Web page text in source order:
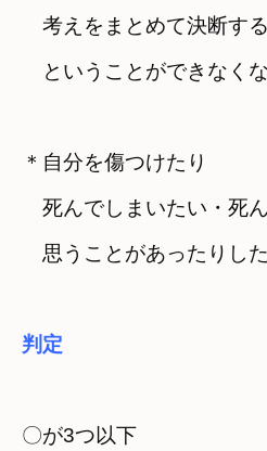
考えをまとめて決断する
ということができなく
＊自分を傷つけたり
死んでしまいたい・死
思うことがあったりした
判定